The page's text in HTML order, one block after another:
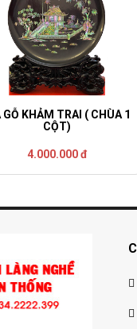
GỖ KHẢM TRAI ( CHÙA 1
CỘT)
4.000.000 đ